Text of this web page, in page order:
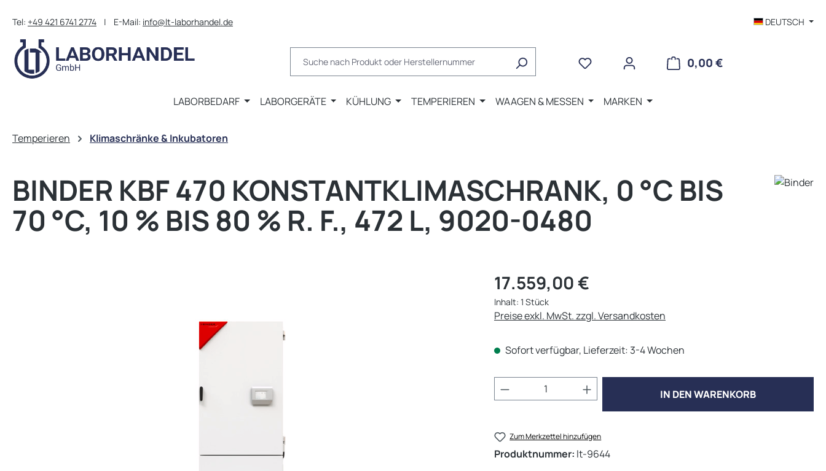
Tel: +49 421 6741 2774 | E-Mail: info@lt-laborhandel.de DEUTSCH
0,00 €WARENKORB
LABORBEDARF LABORGERÄTE KÜHLUNG TEMPERIEREN WAAGEN & MESSEN MARKEN
Temperieren Klimaschränke & Inkubatoren
BINDER KBF 470 KONSTANTKLIMASCHRANK, 0 °C BIS
70 °C, 10 % BIS 80 % R. F., 472 L, 9020-0480
Regulärer Preis:
17.559,00 €
Inhalt: 1 Stück
Preise exkl. MwSt. zzgl. Versandkosten
Sofort verfügbar, Lieferzeit: 3-4 Wochen
Produkt Anzahl: Gib den gewünschten Wert
IN DEN WARENKORB
Zum Merkzettel hinzufügen
Produktnummer: lt-9644